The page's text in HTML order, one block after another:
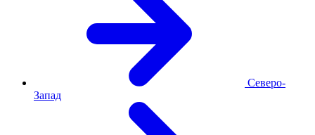
Северо-
Запад